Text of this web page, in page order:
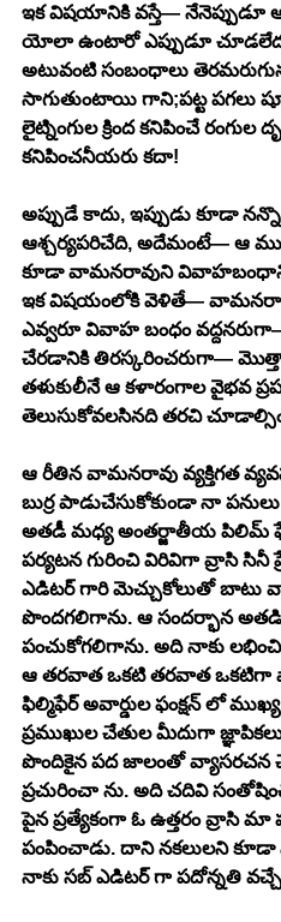
ఇక విషయానికి వస్తే— నేనెప్పుడూ ఆ
యోలా ఉంటారో ఎప్పుడూ
అటువంటి సంబంధాలు
సాగుతుంటాయి గాని;పట్ట పగలు
లైట్నింగుల క్రింద కనిపించే రంగుల
కనిపించనీయరు కదా!
అప్పుడే కాదు, ఇప్పుడు కూడా
ఆశ్చర్యపరిచేది, అదేమంటే— ఆ
కూడా వామనరావుని
ఇక విషయంలోకి వెళితే—
ఎవ్వరూ వివాహ బంధం
చేరడానికి తిరస్కరించరుగా—
తళుకులీనే ఆ కళారంగాల వైభవ
తెలుసుకోవలసినది తరచి
ఆ రీతిన వామనరావు వ్యక్తిగత
బుర్ర పాడుచేసుకోకుండా నా
అతడీ మధ్య అంతర్జాతీయ పిలిమ్
పర్యటన గురించి విరివిగా వ్రాసి
ఎడిటర్ గారి మెచ్చుకోలుతో బాటు
పొందగలిగాను. ఆ సందర్భాన
పంచుకోగలిగాను. అది నాకు
ఆ తరవాత ఒకటి తరవాత ఒకటిగా
ఫిల్మిఫేర్ అవార్డుల ఫంక్షన్ లో
ప్రముఖుల చేతుల మీదుగా
పొందికైన పద జాలంతో వ్యాసరచన
ప్రచురించా ను. అది చదివి
పైన ప్రత్యేకంగా ఓ ఉత్తరం వ్రాసి
పంపించాడు. దాని నకలులని
నాకు సబ్ ఎడిటర్ గా పదోన్నతి